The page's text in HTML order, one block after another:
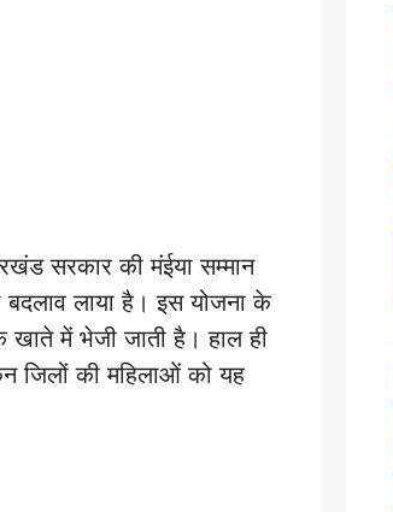
सरकार की मंईया सम्मान
लाया है। इस योजना के
में भेजी जाती है। हाल ही
जिलों की महिलाओं को यह